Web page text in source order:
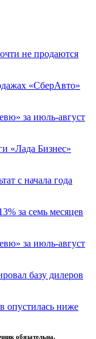
не продаются
«СберАвто»
за июль-август
«Лада Бизнес»
с начала года
за семь месяцев
за июль-август
базу дилеров
опустилась ниже
обязательна.